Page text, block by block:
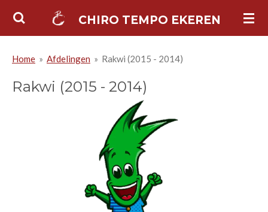
Ga
de
CHIRO TEMPO EKEREN
Home » Afdelingen » Rakwi (2015 - 2014)
Rakwi (2015 - 2014)